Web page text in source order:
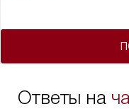
Ответы на